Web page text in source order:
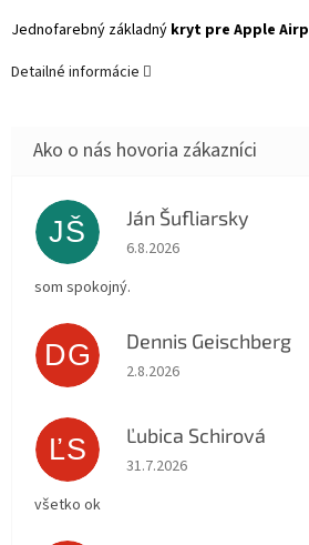
Jednofarebný základný kryt pre Apple
Detailné informácie
JŠ Ján Šufliarsky
Hodnotenie obchodu je 5 z
6.8.2026
som spokojný.
DG Dennis Geischberg
Hodnotenie obchodu je 5 z
2.8.2026
ĽS Ľubica Schirová
Hodnotenie obchodu je 5 z
31.7.2026
všetko ok